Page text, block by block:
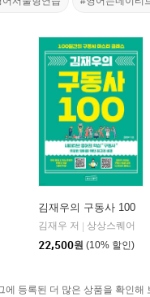
김재우의 구동사 100
김재우 저
상상스퀘어
22,500원 (10% 할인)
에 등록된 더 많은 상품을 확인해